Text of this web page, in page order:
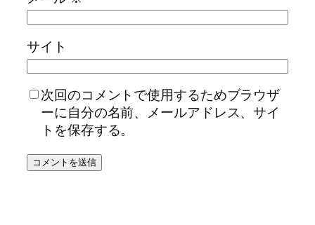
サイト
次回のコメントで使用するためブラウザ
ーに自分の名前、メールアドレス、サイ
トを保存する。